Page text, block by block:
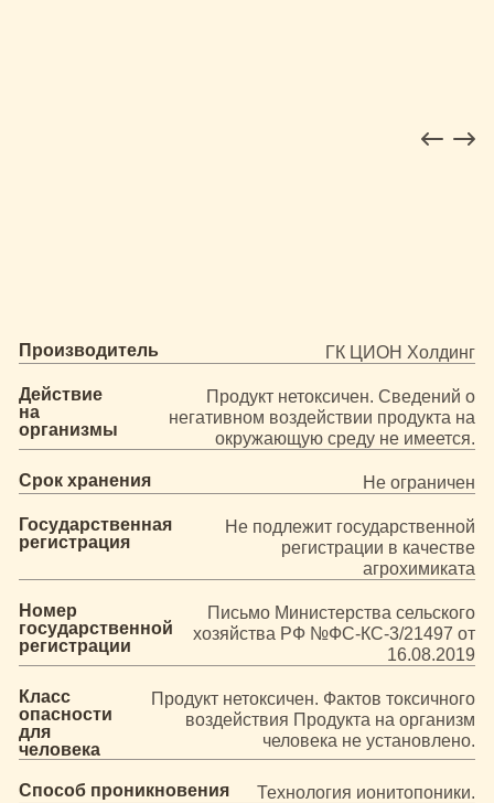
Производитель ГК ЦИОН Холдинг
Действие
на
организмы
Продукт нетоксичен. Сведений о
негативном воздействии продукта на
окружающую среду не имеется.
Срок хранения Не ограничен
Государственная
регистрация
Не подлежит государственной
регистрации в качестве
агрохимиката
Номер
государственной
регистрации
Письмо Министерства сельского
хозяйства РФ №ФС-КС-3/21497 от
16.08.2019
Класс
опасности
для
человека
Продукт нетоксичен. Фактов токсичного
воздействия Продукта на организм
человека не установлено.
Способ проникновения Технология ионитопоники.